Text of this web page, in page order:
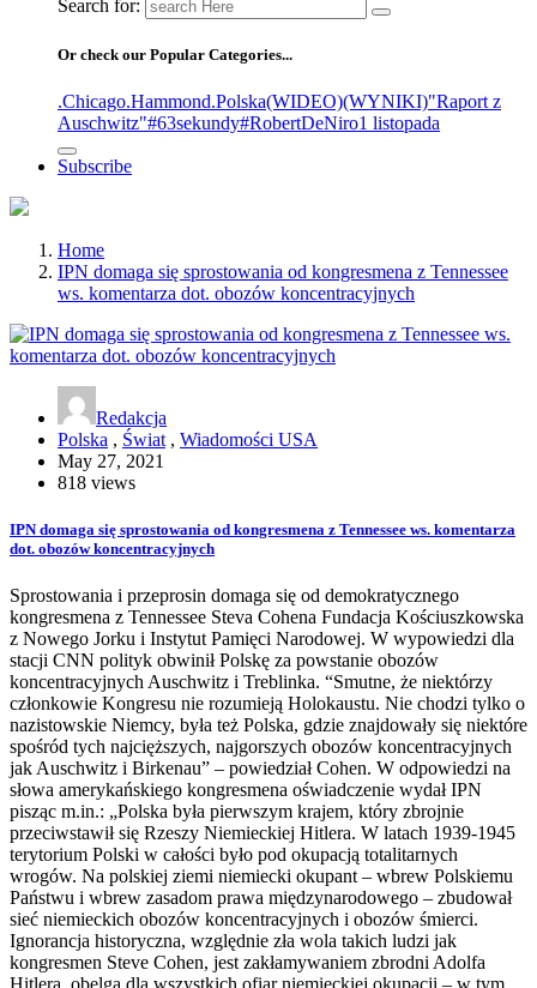
Search for:
Or check our Popular Categories...
.Chicago.Hammond.Polska(WIDEO)(WYNIKI)"Raport z
Auschwitz"#63sekundy#RobertDeNiro1 listopada
Subscribe
Home
IPN domaga się sprostowania od kongresmena z Tennessee
ws. komentarza dot. obozów koncentracyjnych
Redakcja
Polska , Świat , Wiadomości USA
May 27, 2021
818 views
IPN domaga się sprostowania od kongresmena z Tennessee ws. komentarza
dot. obozów koncentracyjnych
Sprostowania i przeprosin domaga się od demokratycznego
kongresmena z Tennessee Steva Cohena Fundacja Kościuszkowska
z Nowego Jorku i Instytut Pamięci Narodowej. W wypowiedzi dla
stacji CNN polityk obwinił Polskę za powstanie obozów
koncentracyjnych Auschwitz i Treblinka. “Smutne, że niektórzy
członkowie Kongresu nie rozumieją Holokaustu. Nie chodzi tylko o
nazistowskie Niemcy, była też Polska, gdzie znajdowały się niektóre
spośród tych najcięższych, najgorszych obozów koncentracyjnych
jak Auschwitz i Birkenau” – powiedział Cohen. W odpowiedzi na
słowa amerykańskiego kongresmena oświadczenie wydał IPN
pisząc m.in.: „Polska była pierwszym krajem, który zbrojnie
przeciwstawił się Rzeszy Niemieckiej Hitlera. W latach 1939-1945
terytorium Polski w całości było pod okupacją totalitarnych
wrogów. Na polskiej ziemi niemiecki okupant – wbrew Polskiemu
Państwu i wbrew zasadom prawa międzynarodowego – zbudował
sieć niemieckich obozów koncentracyjnych i obozów śmierci.
Ignorancja historyczna, względnie zła wola takich ludzi jak
kongresmen Steve Cohen, jest zakłamywaniem zbrodni Adolfa